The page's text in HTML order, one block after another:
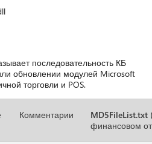
последовательность КБ
обновлении модулей Microsoft
торговли и POS.
Комментарии
MD5FileList.txt
финансовом